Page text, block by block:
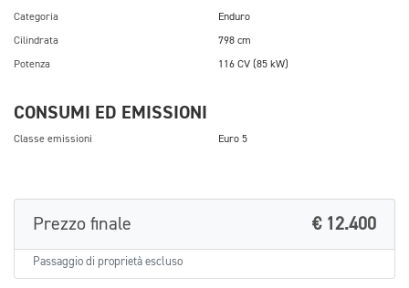
Categoria Enduro
Cilindrata 798 cm
Potenza 116 CV (85 kW)
CONSUMI ED EMISSIONI
Classe emissioni Euro 5
Prezzo finale € 12.400
Passaggio di proprietà escluso